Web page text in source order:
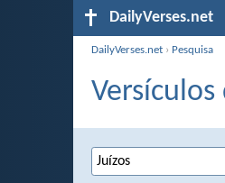
DailyVerses.net
DailyVerses.net › Pesquisa